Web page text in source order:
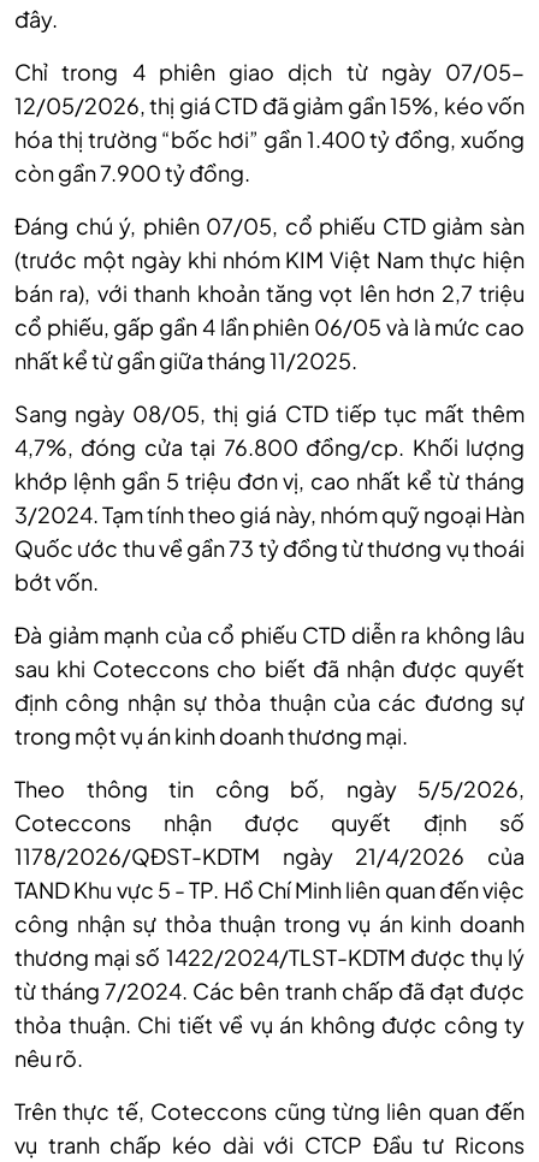
đây.
Chỉ trong 4 phiên giao dịch từ ngày 07/05-
12/05/2026, thị giá CTD đã giảm gần 15%, kéo vốn
hóa thị trường “bốc hơi” gần 1.400tỷ đồng, xuống
còn gần 7.900tỷ đồng.
Đáng chú ý, phiên 07/05, cổ phiếu CTD giảm sàn
(trước một ngày khi nhóm KIM Việt Nam thực hiện
bán ra), với thanh khoản tăng vọt lên hơn 2,7 triệu
cổ phiếu, gấp gần 4 lần phiên 06/05 và là mức cao
nhất kể từ gần giữa tháng 11/2025.
Sang ngày 08/05, thị giá CTD tiếp tục mất thêm
4,7%, đóng cửa tại 76.800 đồng/cp. Khối lượng
khớp lệnh gần 5 triệu đơn vị, cao nhất kể từ tháng
3/2024. Tạm tính theo giá này, nhóm quỹ ngoại Hàn
Quốc ước thu về gần 73 tỷ đồng từ thương vụ thoái
bớt vốn.
Đà giảmmạnh của cổ phiếu CTD diễn ra không lâu
sau khi Coteccons cho biết đã nhận được quyết
định công nhận sự thỏa thuận của các đương sự
trong một vụ án kinh doanh thương mại.
Theo thông tin công bố, ngày 5/5/2026,
Coteccons nhận được quyết định số
1178/2026/QĐST-KDTM ngày 21/4/2026 của
TAND Khu vực 5 - TP. Hồ Chí Minh liên quan đến việc
công nhận sự thỏa thuận trong vụ án kinh doanh
thương mại số 1422/2024/TLST-KDTM được thụ lý
từ tháng 7/2024. Các bên tranh chấp đã đạt được
thỏa thuận. Chi tiết về vụ án không được công ty
nêu rõ.
Trên thực tế, Coteccons cũng từng liên quan đến
vụ tranh chấp kéo dài với CTCP Đầu tư Ricons